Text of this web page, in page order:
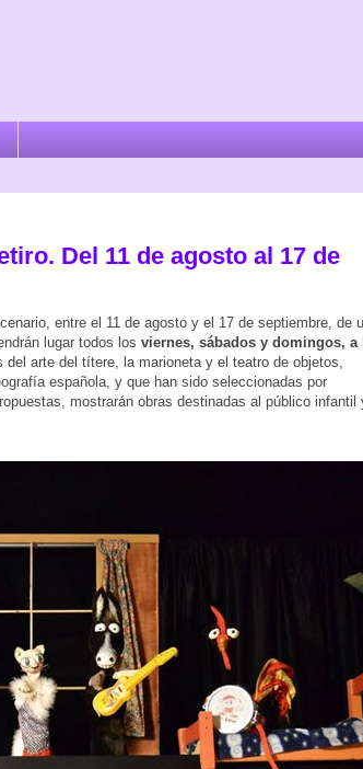
Del 11 de agosto al 17 de
entre el 11 de agosto y el 17 de septiembre, de
lugar todos los viernes, sábados y domingos, a
del arte del títere, la marioneta y el teatro de objetos,
española, y que han sido seleccionadas por
mostrarán obras destinadas al público infantil